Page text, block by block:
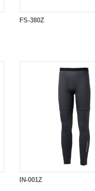
FS-380Z
IN-001Z